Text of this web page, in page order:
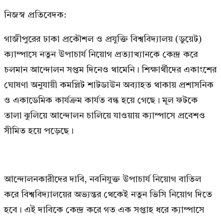
নিজস্ব প্রতিবেদক:
গাজীপুরের ঢাকা প্রকৌশল ও প্রযুক্তি বিশ্ববিদ্যালয় (ডুয়েট)
ক্যাম্পাসে নতুন উপাচার্য নিয়োগ প্রত্যাখ্যানকে কেন্দ্র করে
চলমান আন্দোলন সপ্তম দিনেও থামেনি। শিক্ষার্থীদের একাংশের
ঘোষণা অনুযায়ী কমপ্লিট শাটডাউন অব্যাহত থাকায় প্রশাসনিক
ও একাডেমিক কার্যক্রম কার্যত বন্ধ হয়ে গেছে। মূল ফটকে
তালা ঝুলিয়ে আন্দোলন চালিয়ে যাওয়ায় ক্যাম্পাসে প্রবেশও
সীমিত হয়ে পড়েছে।
আন্দোলনকারীদের দাবি, নবনিযুক্ত উপাচার্য নিয়োগ বাতিল
করে বিশ্ববিদ্যালয়ের অভ্যন্তর থেকেই নতুন ভিসি নিয়োগ দিতে
হবে। এই দাবিকে কেন্দ্র করে গত এক সপ্তাহ ধরে ক্যাম্পাসে